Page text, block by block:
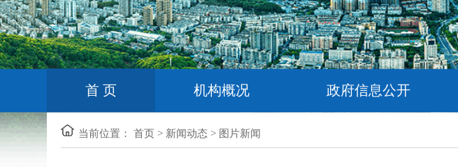
首 页 机构概况 政府信息公开
当前位置： 首页 > 新闻动态 > 图片新闻